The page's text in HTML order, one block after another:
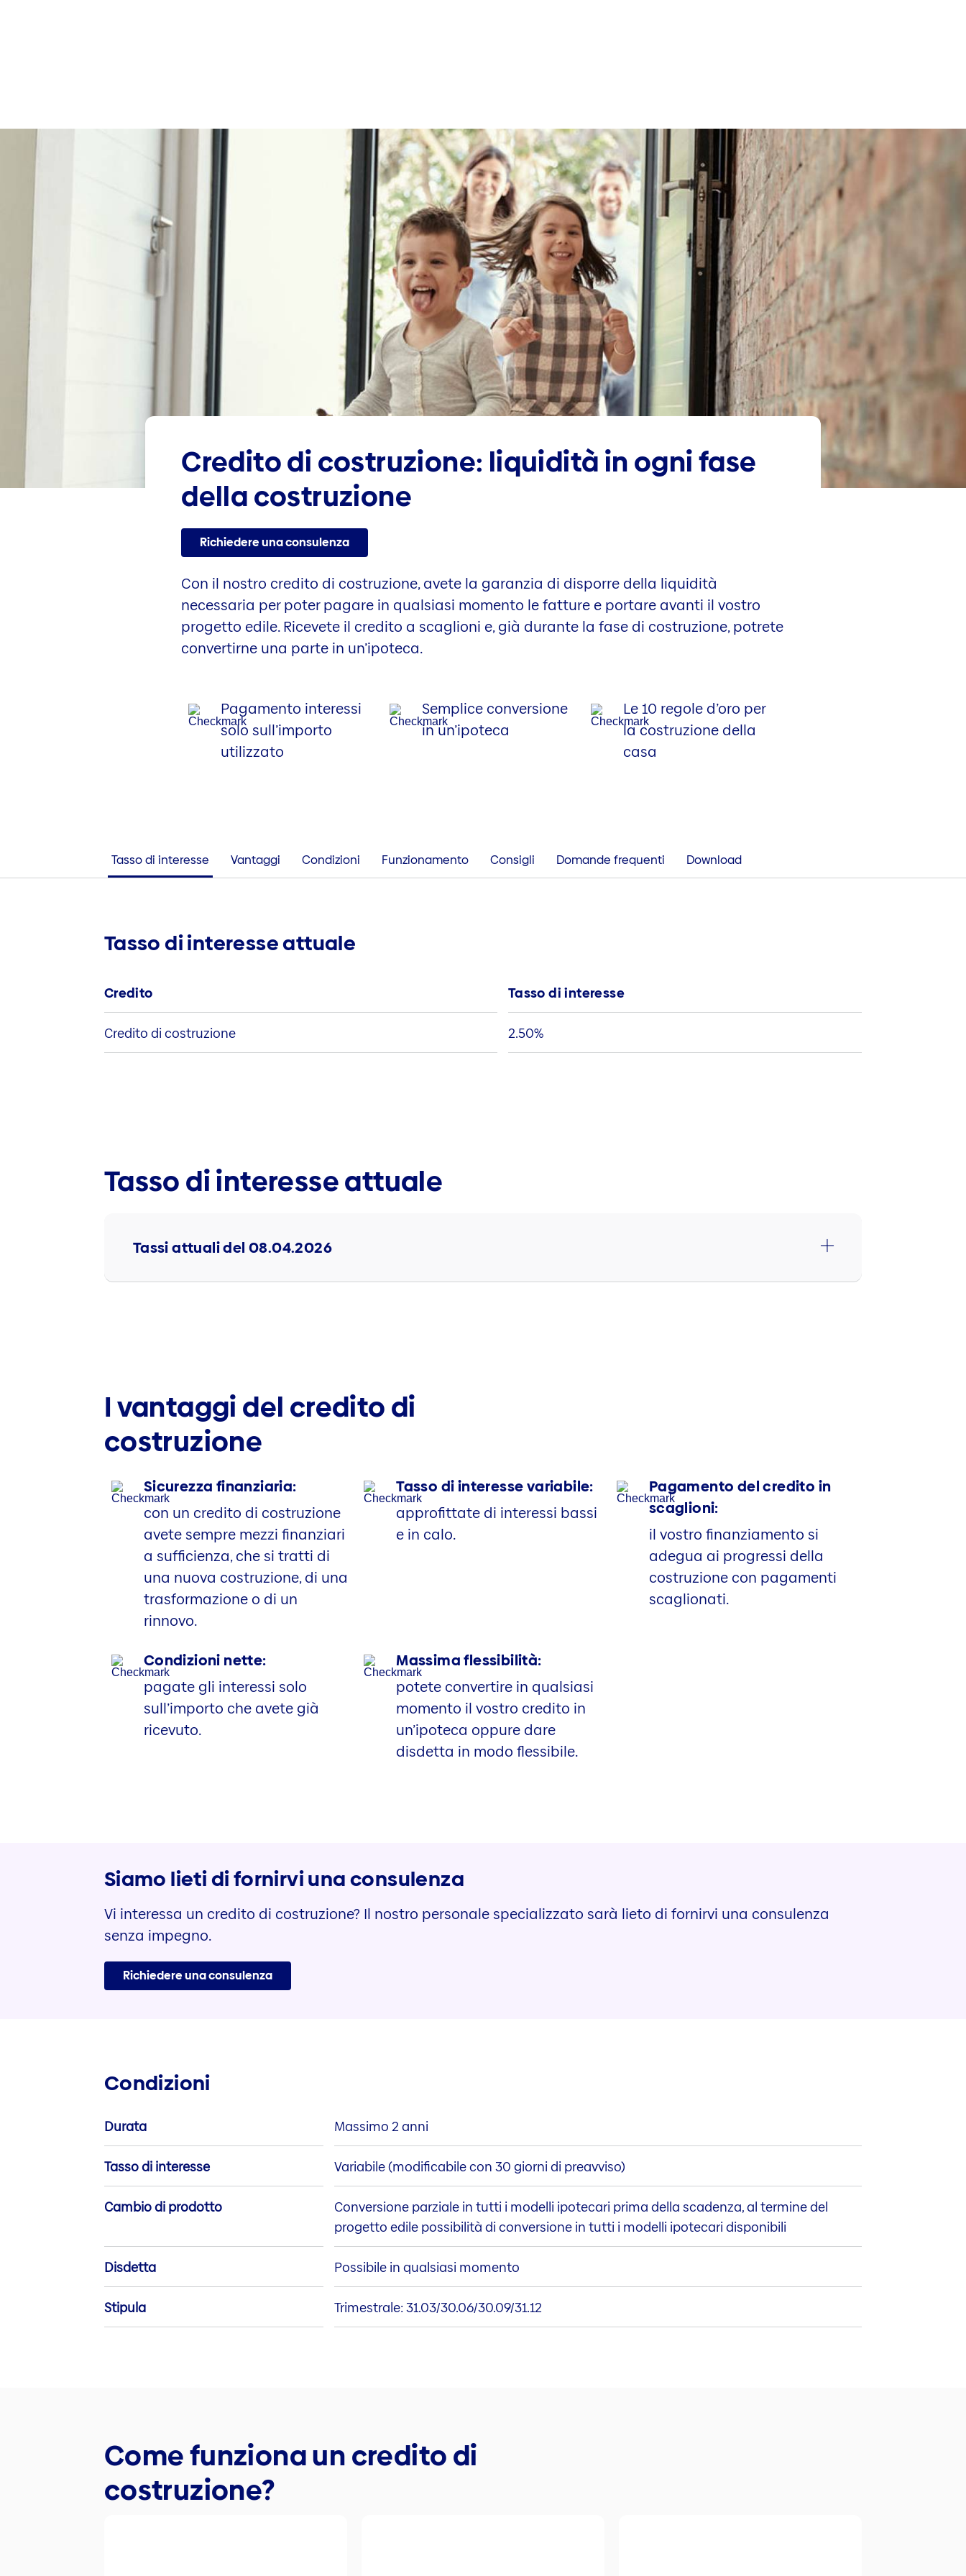
Credito di costruzione: liquidità in ogni fase
della costruzione
Richiedere una consulenza
Con il nostro credito di costruzione, avete la garanzia di disporre della liquidità
necessaria per poter pagare in qualsiasi momento le fatture e portare avanti il vostro
progetto edile. Ricevete il credito a scaglioni e, già durante la fase di costruzione, potrete
convertirne una parte in un’ipoteca.
Pagamento interessi
solo sull’importo
utilizzato
Semplice conversione
in un’ipoteca
Le 10 regole d’oro per
la costruzione della
casa
Tasso di interesse Vantaggi Condizioni Funzionamento Consigli Domande frequenti Download
Tasso di interesse attuale
Credito Tasso di interesse
Credito di costruzione 2.50%
Tasso di interesse attuale
Tassi attuali del 08.04.2026
I vantaggi del credito di
costruzione
Sicurezza finanziaria:
con un credito di costruzione
avete sempre mezzi finanziari
a sufficienza, che si tratti di
una nuova costruzione, di una
trasformazione o di un
rinnovo.
Tasso di interesse variabile:
approfittate di interessi bassi
e in calo.
Pagamento del credito in
scaglioni:
il vostro finanziamento si
adegua ai progressi della
costruzione con pagamenti
scaglionati.
Condizioni nette:
pagate gli interessi solo
sull’importo che avete già
ricevuto.
Massima flessibilità:
potete convertire in qualsiasi
momento il vostro credito in
un’ipoteca oppure dare
disdetta in modo flessibile.
Siamo lieti di fornirvi una consulenza
Vi interessa un credito di costruzione? Il nostro personale specializzato sarà lieto di fornirvi una consulenza
senza impegno.
Richiedere una consulenza
Condizioni
Durata Massimo 2 anni
Tasso di interesse Variabile (modificabile con 30 giorni di preavviso)
Cambio di prodotto
Conversione parziale in tutti i modelli ipotecari prima della scadenza, al termine del
progetto edile possibilità di conversione in tutti i modelli ipotecari disponibili
Disdetta Possibile in qualsiasi momento
Stipula Trimestrale: 31.03/30.06/30.09/31.12
Come funziona un credito di
costruzione?